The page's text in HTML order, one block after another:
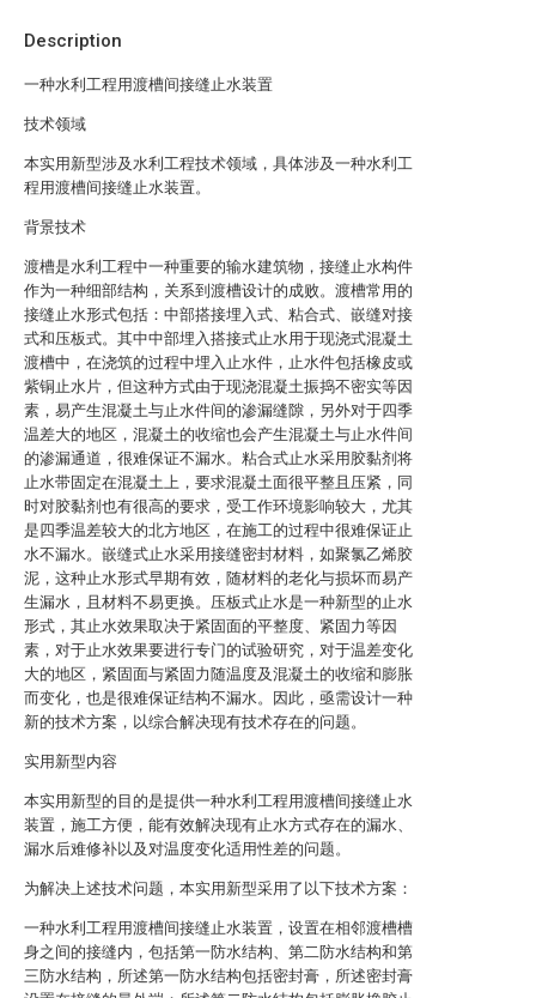
Description
一种水利工程用渡槽间接缝止水装置
技术领域
本实用新型涉及水利工程技术领域，具体涉及一种水利工
程用渡槽间接缝止水装置。
背景技术
渡槽是水利工程中一种重要的输水建筑物，接缝止水构件
作为一种细部结构，关系到渡槽设计的成败。渡槽常用的
接缝止水形式包括：中部搭接埋入式、粘合式、嵌缝对接
式和压板式。其中中部埋入搭接式止水用于现浇式混凝土
渡槽中，在浇筑的过程中埋入止水件，止水件包括橡皮或
紫铜止水片，但这种方式由于现浇混凝土振捣不密实等因
素，易产生混凝土与止水件间的渗漏缝隙，另外对于四季
温差大的地区，混凝土的收缩也会产生混凝土与止水件间
的渗漏通道，很难保证不漏水。粘合式止水采用胶黏剂将
止水带固定在混凝土上，要求混凝土面很平整且压紧，同
时对胶黏剂也有很高的要求，受工作环境影响较大，尤其
是四季温差较大的北方地区，在施工的过程中很难保证止
水不漏水。嵌缝式止水采用接缝密封材料，如聚氯乙烯胶
泥，这种止水形式早期有效，随材料的老化与损坏而易产
生漏水，且材料不易更换。压板式止水是一种新型的止水
形式，其止水效果取决于紧固面的平整度、紧固力等因
素，对于止水效果要进行专门的试验研究，对于温差变化
大的地区，紧固面与紧固力随温度及混凝土的收缩和膨胀
而变化，也是很难保证结构不漏水。因此，亟需设计一种
新的技术方案，以综合解决现有技术存在的问题。
实用新型内容
本实用新型的目的是提供一种水利工程用渡槽间接缝止水
装置，施工方便，能有效解决现有止水方式存在的漏水、
漏水后难修补以及对温度变化适用性差的问题。
为解决上述技术问题，本实用新型采用了以下技术方案：
一种水利工程用渡槽间接缝止水装置，设置在相邻渡槽槽
身之间的接缝内，包括第一防水结构、第二防水结构和第
三防水结构，所述第一防水结构包括密封膏，所述密封膏